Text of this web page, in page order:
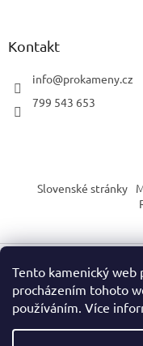
Tento kamenický web
procházením tohoto
používáním. Více
Kontakt
info@prokameny.cz
799 543 653
Slovenské stránky
Copyright 2026